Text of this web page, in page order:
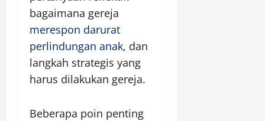
bagaimana gereja
merespon darurat
perlindungan anak, dan
langkah strategis yang
harus dilakukan gereja.
Beberapa poin penting